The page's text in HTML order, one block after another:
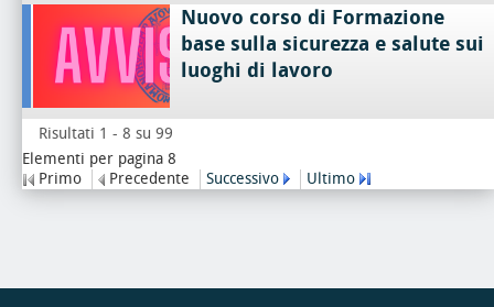
Nuovo corso di Formazione
base sulla sicurezza e salute sui
luoghi di lavoro
Risultati 1 - 8 su 99
Elementi per pagina 8
Primo
Precedente Successivo Ultimo